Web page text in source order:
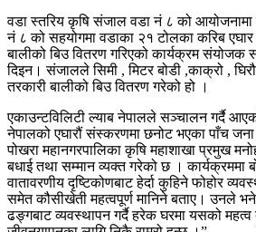
वडा स्तरिय कृषि संजाल वडा नं ८ को आयोजनामा
नं ८ को सहयोगमा वडाका २१ टोलका करिब एघार
बालीको बिउ वितरण गरिएको कार्यक्रम संयोजक
दिइन। संजालले सिमी , मिटर बोडी ,काक्रो ,
तरकारी बालीको बिउ वितरण गरेको हो ।
एकाउन्टविलिटी ल्याब नेपालले सञ्चालन गर्दै
नेपालको एघारौं संस्करणमा छनोट भएका पाँच
पोखरा महानगरपालिका कृषि महाशाखा प्रमुख
बधाई तथा सम्मान व्यक्त गरेको छ । कार्यक्रममा
वातावरणीय दृष्टिकोणबाट हेर्दा कुहिने फोहोर
समेत कौसीखेती महत्वपूर्ण मानिने बताए। उनले
ढङ्गबाट व्यवस्थापन गर्दै हरेक घरमा यसको